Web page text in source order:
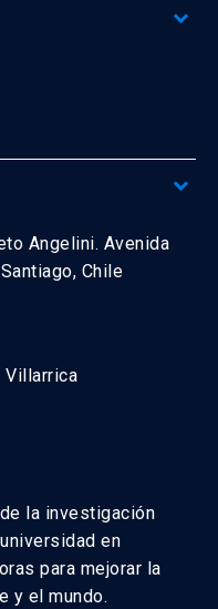
Angelini. Avenida
Chile
Villarrica
la investigación
en
para mejorar la
y el mundo.